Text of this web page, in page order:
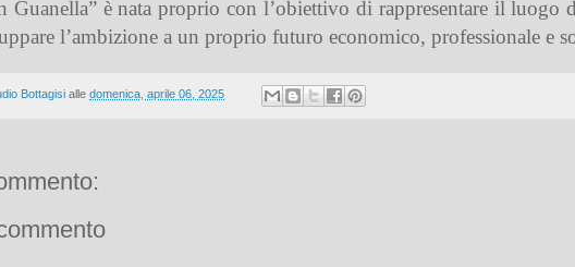
Guanella” è nata proprio con l’obiettivo di rappresentare il
l’ambizione a un proprio futuro economico, professionale e
Bottagisi alle domenica, aprile 06, 2025